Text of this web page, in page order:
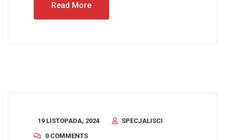
Read More
19 LISTOPADA, 2024
SPECJALISCI
0 COMMENTS